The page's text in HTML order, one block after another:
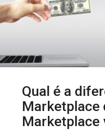
Qual é a
Marketplace
Marketplace